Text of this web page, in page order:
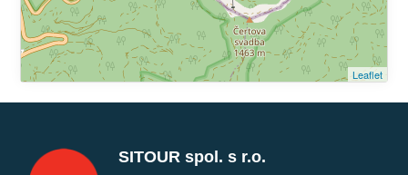
Leaflet
SITOUR spol. s r.o.